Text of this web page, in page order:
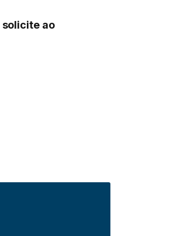
solicite ao